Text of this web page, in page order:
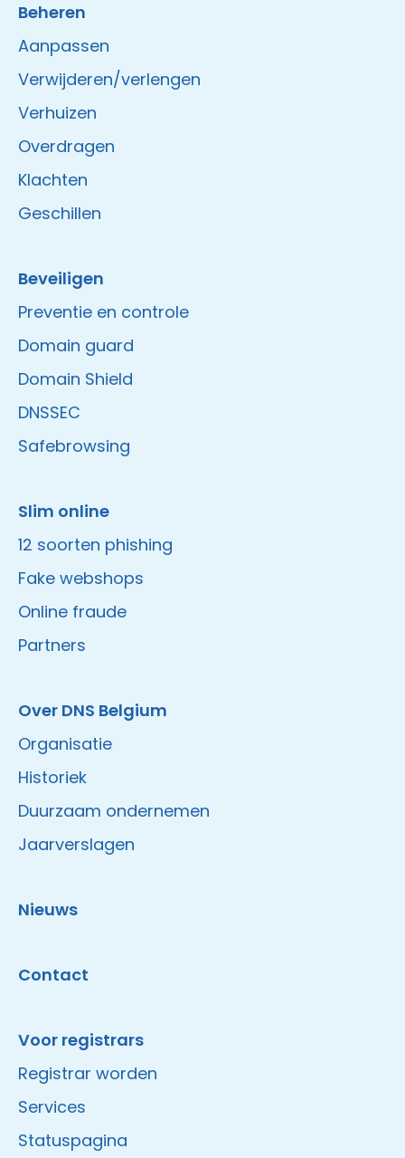
Beheren
Aanpassen
Verwijderen/verlengen
Verhuizen
Overdragen
Klachten
Geschillen
Beveiligen
Preventie en controle
Domain guard
Domain Shield
DNSSEC
Safebrowsing
Slim online
12 soorten phishing
Fake webshops
Online fraude
Partners
Over DNS Belgium
Organisatie
Historiek
Duurzaam ondernemen
Jaarverslagen
Nieuws
Contact
Voor registrars
Registrar worden
Services
Statuspagina